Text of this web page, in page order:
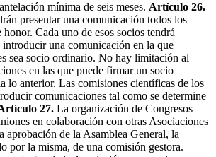
mínima de seis meses. Artículo 26.
presentar una comunicación todos los
Cada uno de esos socios tendrá
introducir una comunicación en la que
sea socio ordinario. No hay limitación al
en las que puede firmar un socio
lo anterior. Las comisiones científicas de los
comunicaciones tal como se determine
27. La organización de Congresos
en colaboración con otras Asociaciones
aprobación de la Asamblea General, la
por la misma, de una comisión gestora.